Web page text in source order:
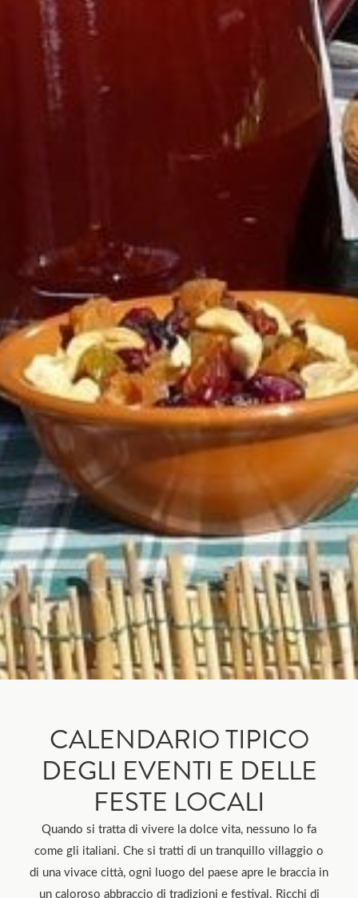
CALENDARIO TIPICO
DEGLI EVENTI E DELLE
FESTE LOCALI
Quando si tratta di vivere la dolce vita, nessuno lo fa
come gli italiani. Che si tratti di un tranquillo villaggio o
di una vivace città, ogni luogo del paese apre le braccia in
un caloroso abbraccio di tradizioni e festival. Ricchi di